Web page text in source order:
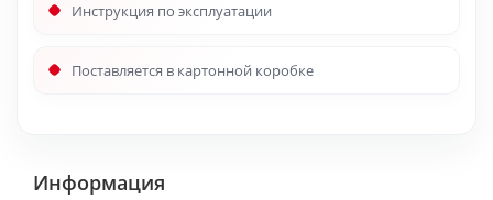
Инструкция по эксплуатации
Поставляется в картонной коробке
Информация